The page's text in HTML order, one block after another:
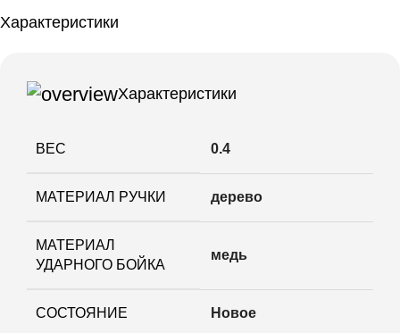
Характеристики
Характеристики
ВЕС 0.4
МАТЕРИАЛ РУЧКИ дерево
МАТЕРИАЛ
УДАРНОГО БОЙКА
медь
СОСТОЯНИЕ Новое